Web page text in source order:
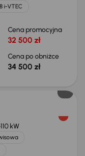
i-VTEC
Cena promocyjna
32 500 zł
Cena po obniżce
34 500 zł
110 kW